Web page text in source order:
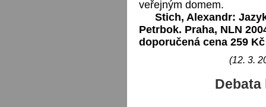
veřejným domem.
Stich, Alexandr:
Petrbok. Praha, NLN
doporučená cena 259 Kč
(12. 3.
Debata